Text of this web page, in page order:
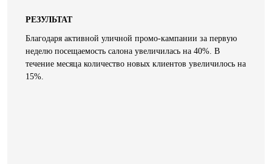
РЕЗУЛЬТАТ
Благодаря активной уличной промо-кампании за первую
неделю посещаемость салона увеличилась на 40%. В
течение месяца количество новых клиентов увеличилось на
15%.